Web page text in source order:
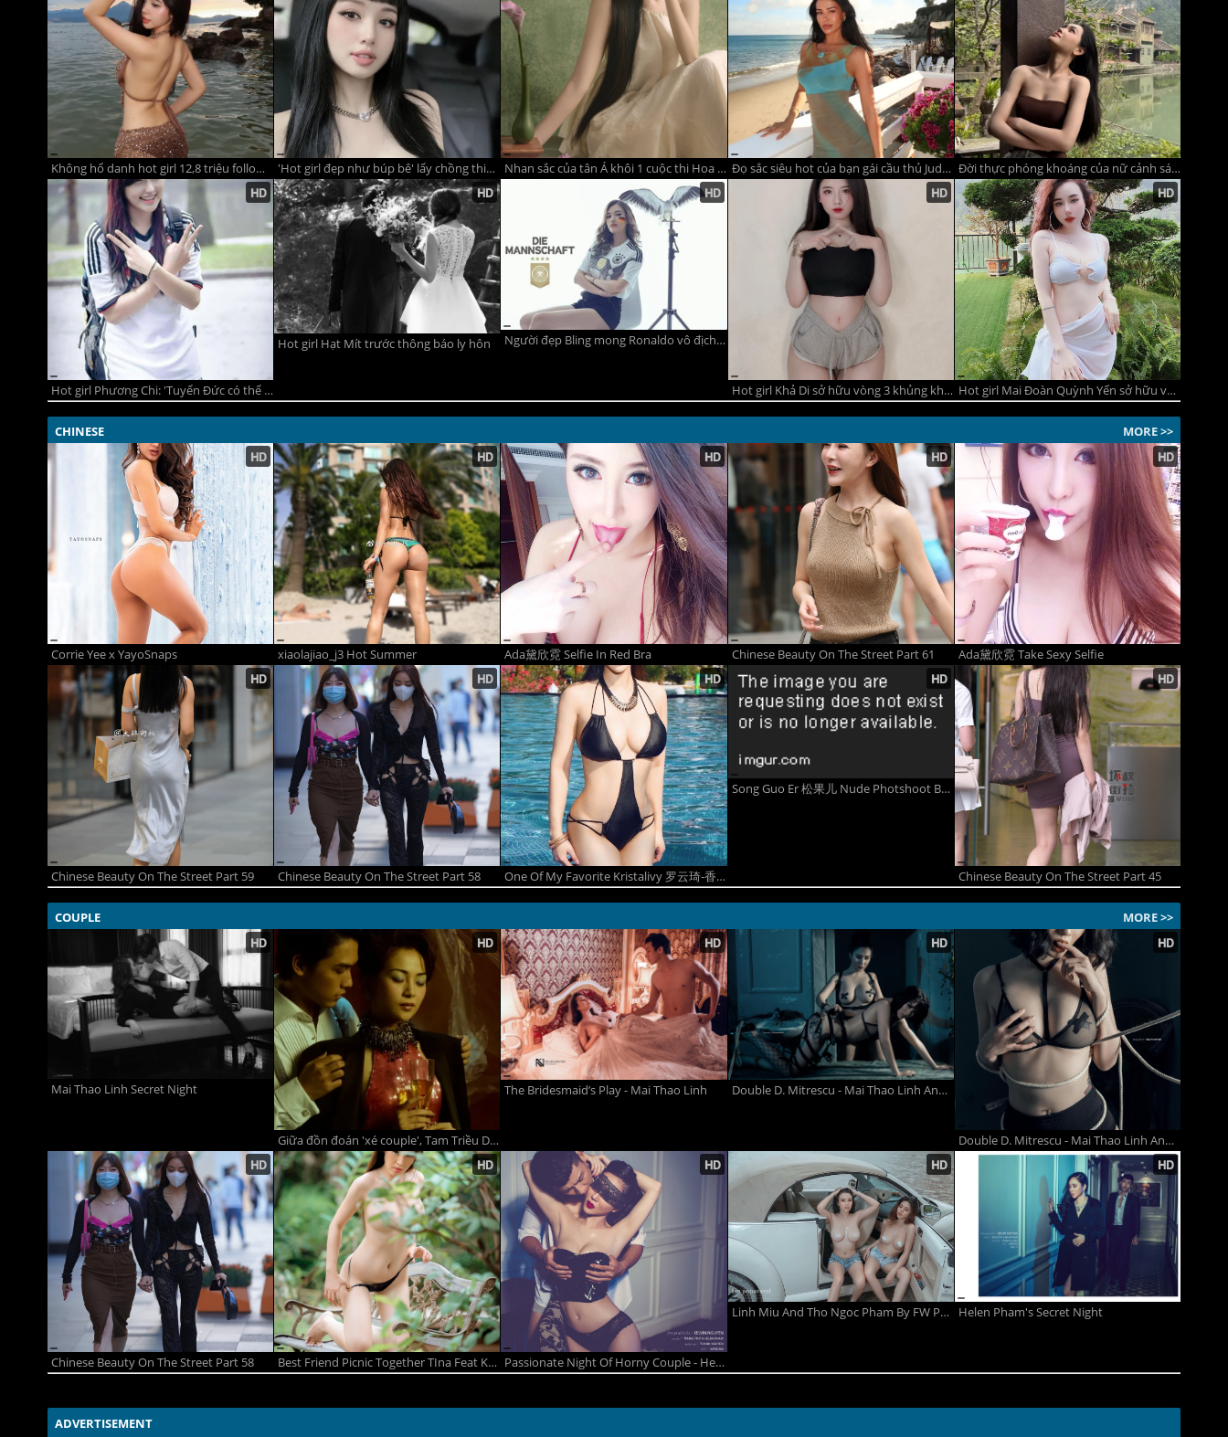
Không hổ danh hot girl 12,8 triệu follow, Cindy Diễm Mi đẹp mê mẩn trong loạt ảnh nóng bỏng bên biển 'Hot girl đẹp như búp bê' lấy chồng thiếu gia rồi rời showbiz hơn 10 năm, cuộc sống hiện ra sao? Nhan sắc của tân Á khôi 1 cuộc thi Hoa khôi Duyên dáng Áo dài Việt Nam sở hữu nét đẹp quý phái Đọ sắc siêu hot của bạn gái cầu thủ Jude Bellingham và Kylian Mbappé Đời thực phóng khoáng của nữ cảnh sát mật hot nhất phim 'Lửa trắng'
Hot girl Phương Chi: 'Tuyển Đức có thể cạnh tranh chức vô địch với mọi đối thủ'
Hot girl Hạt Mít trước thông báo ly hôn Người đẹp Bling mong Ronaldo vô địch World Cup, hot girl Phương Chi cháy hết mình vì ĐT Đức
Hot girl Khả Di sở hữu vòng 3 khủng khiến vạn chàng trai mê đắm Hot girl Mai Đoàn Quỳnh Yến sở hữu vòng một khủng
CHINESE MORE >>
Corrie Yee x YayoSnaps xiaolajiao_j3 Hot Summer Ada黛欣霓 Selfie In Red Bra Chinese Beauty On The Street Part 61 Ada黛欣霓 Take Sexy Selfie
Chinese Beauty On The Street Part 59 Chinese Beauty On The Street Part 58 One Of My Favorite Kristalivy 罗云琦-香港小紫藤
Song Guo Er 松果儿 Nude Photshoot By TGOD
Chinese Beauty On The Street Part 45
COUPLE MORE >>
Mai Thao Linh Secret Night
Giữa đồn đoán 'xé couple', Tam Triều Dâng - Võ Điền Gia Huy tung bộ hình mới
The Bridesmaid’s Play - Mai Thao Linh Double D. Mitrescu - Mai Thao Linh And Linh Miu Part 2
Double D. Mitrescu - Mai Thao Linh And Linh Miu
Chinese Beauty On The Street Part 58 Best Friend Picnic Together TIna Feat Khanh Mymy Passionate Night Of Horny Couple - Helen Pham
Linh Miu And Tho Ngoc Pham By FW Paparazzi Helen Pham's Secret Night
ADVERTISEMENT